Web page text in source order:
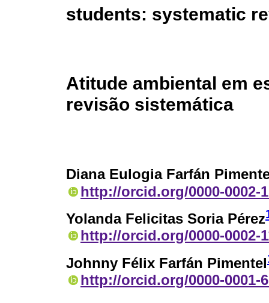
students: systematic
Atitude ambiental em
revisão sistemática
Diana Eulogia Farfán
http://orcid.org/0000-0002-
Yolanda Felicitas Soria Pérez
http://orcid.org/0000-0002-
Johnny Félix Farfán Pimentel
http://orcid.org/0000-0001-